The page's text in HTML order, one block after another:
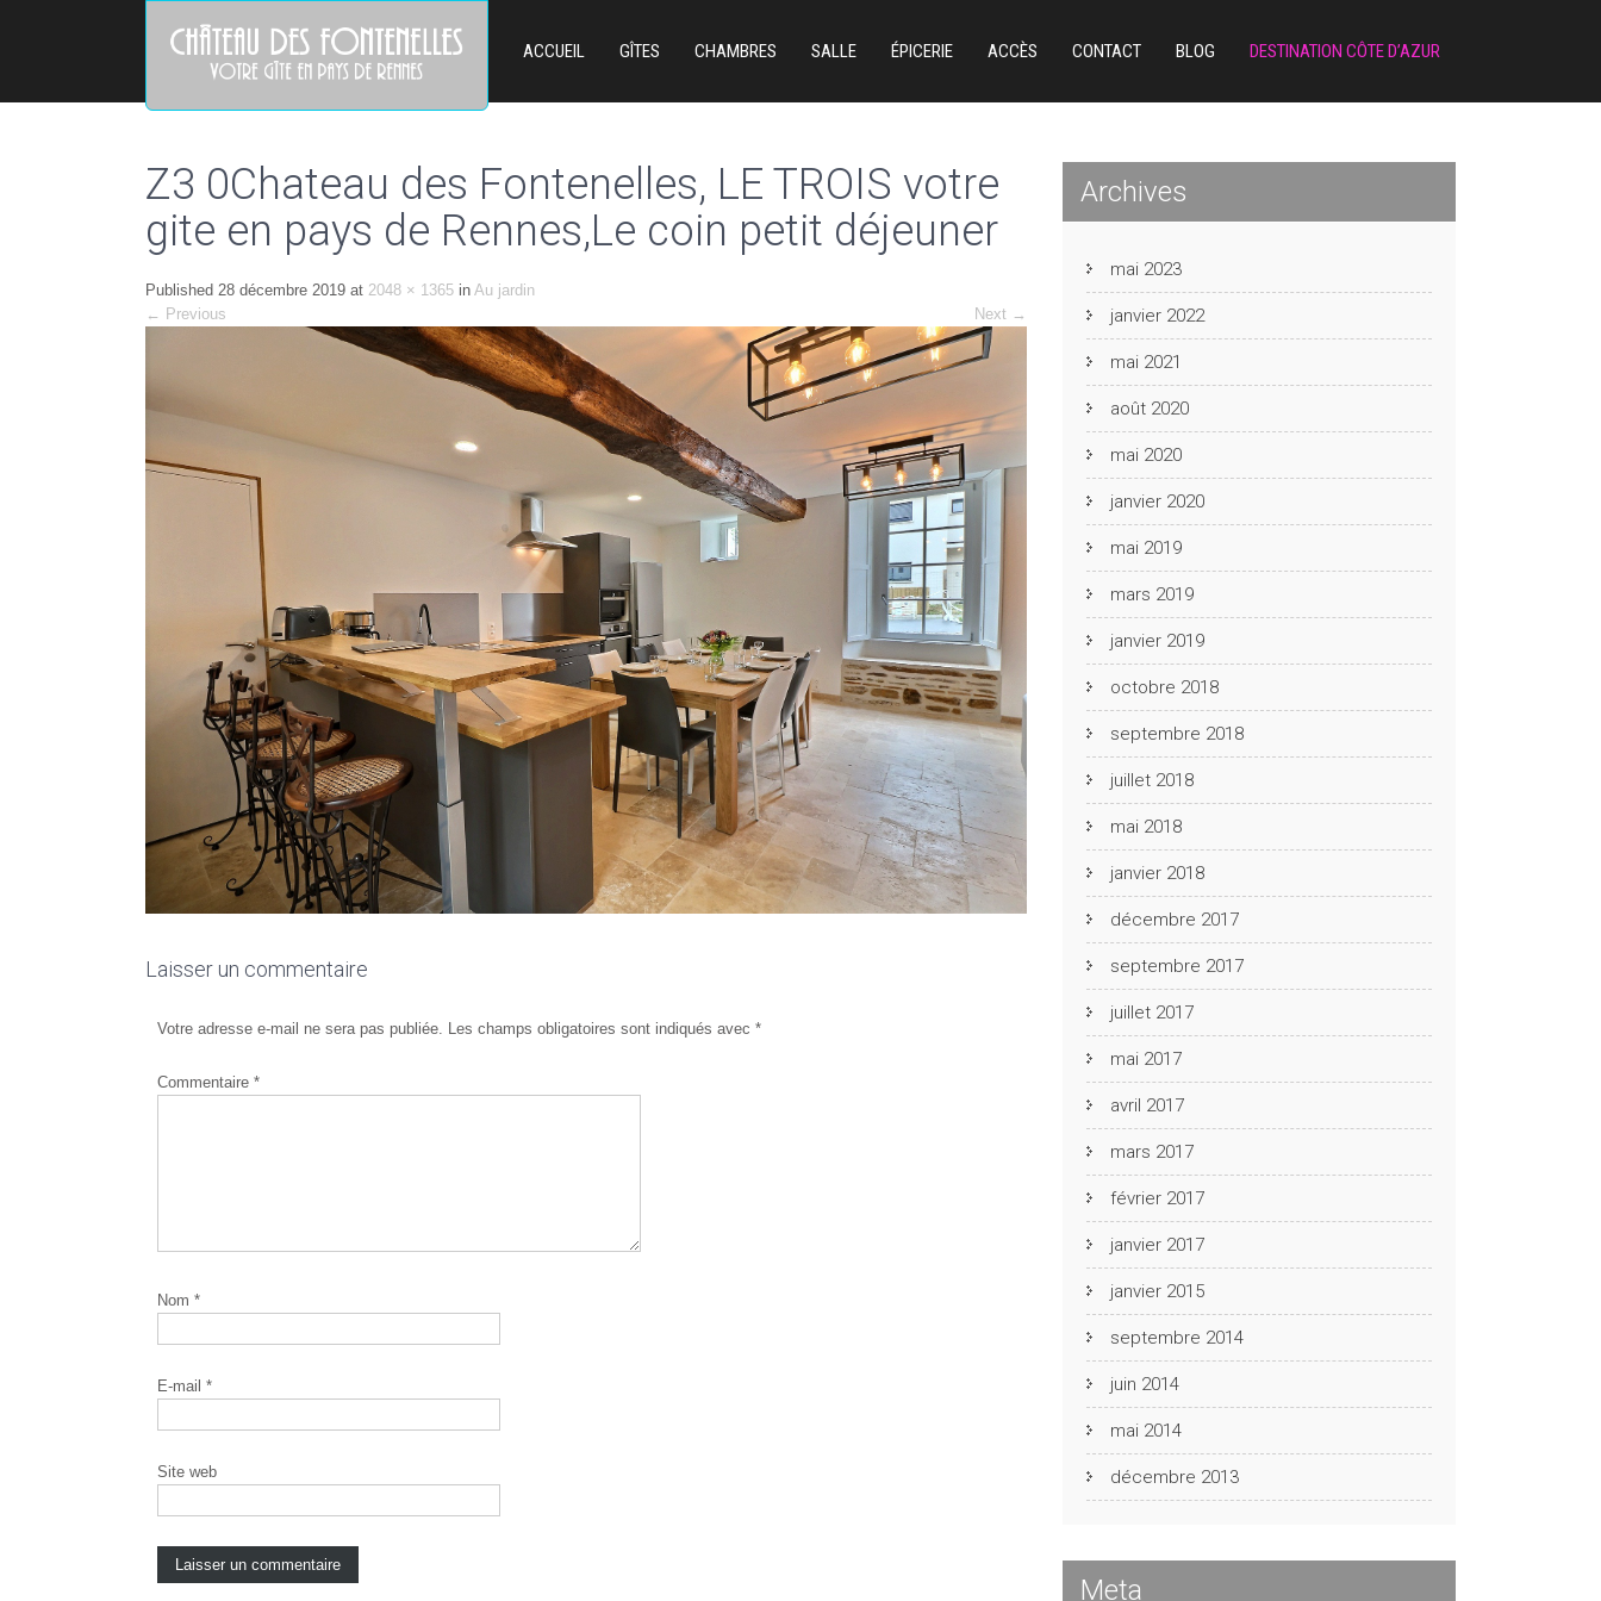
ACCUEIL GÎTES CHAMBRES SALLE ÉPICERIE ACCÈS CONTACT BLOG DESTINATION CÔTE D’AZUR
Z3 0Chateau des Fontenelles, LE TROIS votre
gite en pays de Rennes,Le coin petit déjeuner
Published 28 décembre 2019 at 2048 × 1365 in Au jardin
← Previous Next →
Laisser un commentaire
Votre adresse e-mail ne sera pas publiée. Les champs obligatoires sont indiqués avec *
Commentaire *
Nom *
E-mail *
Site web
Archives
mai 2023
janvier 2022
mai 2021
août 2020
mai 2020
janvier 2020
mai 2019
mars 2019
janvier 2019
octobre 2018
septembre 2018
juillet 2018
mai 2018
janvier 2018
décembre 2017
septembre 2017
juillet 2017
mai 2017
avril 2017
mars 2017
février 2017
janvier 2017
janvier 2015
septembre 2014
juin 2014
mai 2014
décembre 2013
Meta